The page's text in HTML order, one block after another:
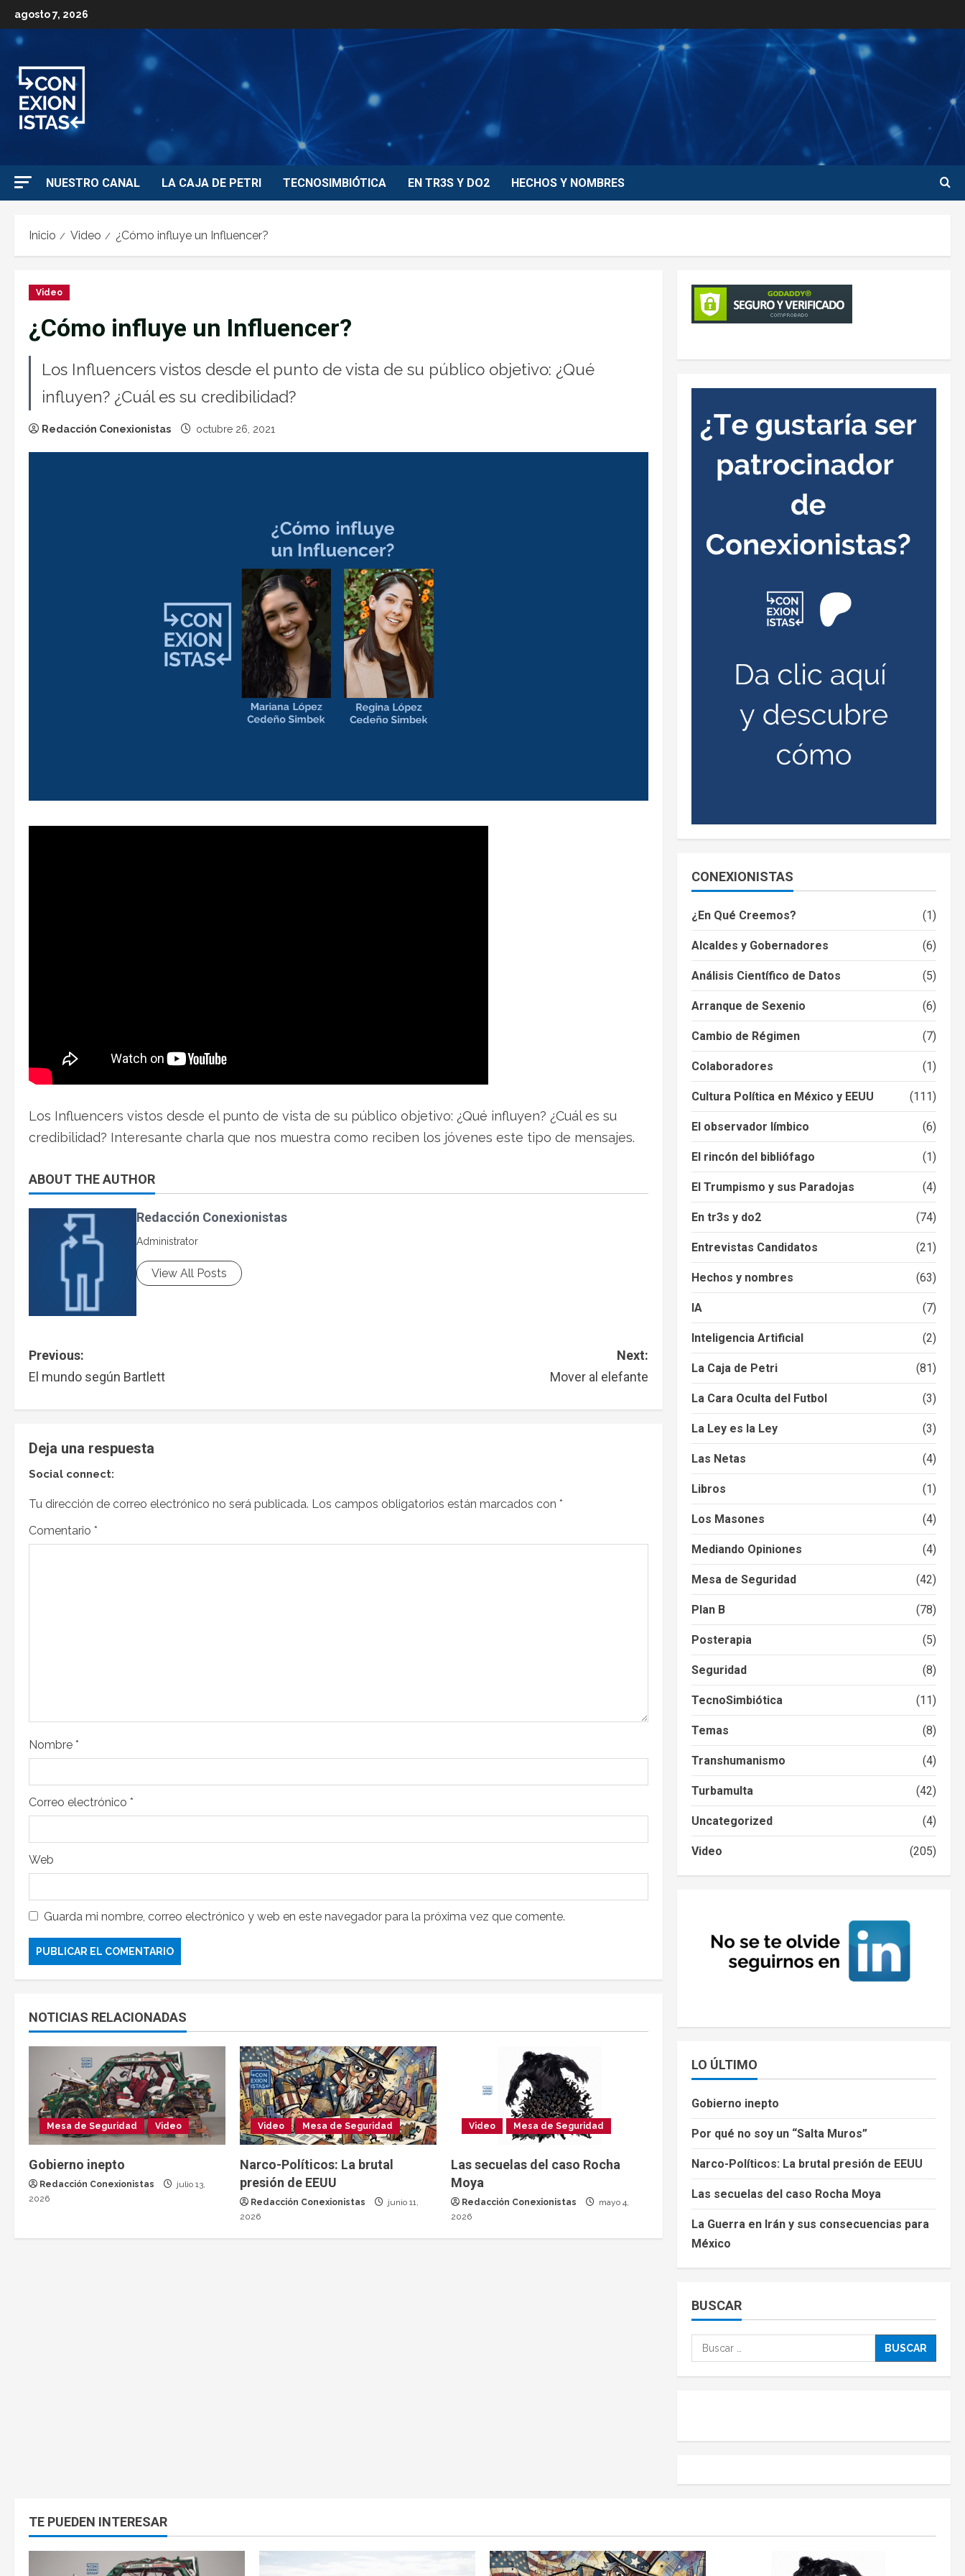
agosto 7, 2026
NUESTRO CANAL LA CAJA DE PETRI TECNOSIMBIÓTICA EN TR3S Y DO2 HECHOS Y NOMBRES
Inicio Video ¿Cómo influye un Influencer?
Video
¿Cómo influye un Influencer?
Los Influencers vistos desde el punto de vista de su público objetivo: ¿Qué
influyen? ¿Cuál es su credibilidad?
Redacción Conexionistas octubre 26, 2021
Los Influencers vistos desde el punto de vista de su público objetivo: ¿Qué influyen? ¿Cuál es su
credibilidad? Interesante charla que nos muestra como reciben los jóvenes este tipo de mensajes.
ABOUT THE AUTHOR
Redacción Conexionistas
Administrator
View All Posts
Previous:
El mundo según Bartlett
Next:
Mover al elefante
Deja una respuesta
Social connect:
Tu dirección de correo electrónico no será publicada. Los campos obligatorios están marcados con *
Comentario *
Nombre *
Correo electrónico *
Web
Guarda mi nombre, correo electrónico y web en este navegador para la próxima vez que comente.
NOTICIAS RELACIONADAS
Mesa de Seguridad Video
Gobierno inepto
Redacción Conexionistas
julio 13,
2026
Video Mesa de Seguridad
Narco-Políticos: La brutal
presión de EEUU
Redacción Conexionistas
junio 11,
2026
Video Mesa de Seguridad
Las secuelas del caso Rocha
Moya
Redacción Conexionistas
mayo 4,
2026
CONEXIONISTAS
¿En Qué Creemos? (1)
Alcaldes y Gobernadores (6)
Análisis Científico de Datos (5)
Arranque de Sexenio (6)
Cambio de Régimen (7)
Colaboradores (1)
Cultura Política en México y EEUU (111)
El observador límbico (6)
El rincón del bibliófago (1)
El Trumpismo y sus Paradojas (4)
En tr3s y do2 (74)
Entrevistas Candidatos (21)
Hechos y nombres (63)
IA (7)
Inteligencia Artificial (2)
La Caja de Petri (81)
La Cara Oculta del Futbol (3)
La Ley es la Ley (3)
Las Netas (4)
Libros (1)
Los Masones (4)
Mediando Opiniones (4)
Mesa de Seguridad (42)
Plan B (78)
Posterapia (5)
Seguridad (8)
TecnoSimbiótica (11)
Temas (8)
Transhumanismo (4)
Turbamulta (42)
Uncategorized (4)
Video (205)
LO ÚLTIMO
Gobierno inepto
Por qué no soy un “Salta Muros”
Narco-Políticos: La brutal presión de EEUU
Las secuelas del caso Rocha Moya
La Guerra en Irán y sus consecuencias para
México
BUSCAR
TE PUEDEN INTERESAR